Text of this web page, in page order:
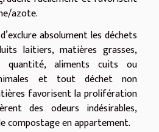
azote.
absolument les déchets
laitiers, matières grasses,
quantité, aliments cuits ou
et tout déchet non
favorisent la prolifération
des odeurs indésirables,
compostage en appartement.